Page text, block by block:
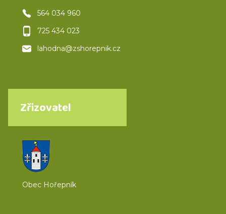
564 034 960
725 434 023
lahodna@zshorepnik.cz
Zřizovatel
Obec Hořepník